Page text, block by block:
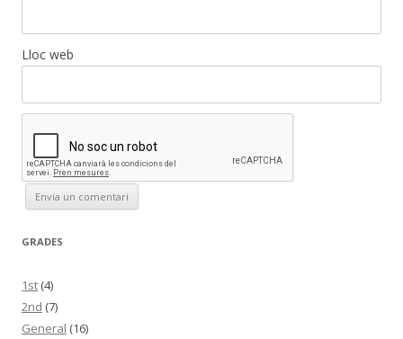
Lloc web
GRADES
1st (4)
2nd (7)
General (16)